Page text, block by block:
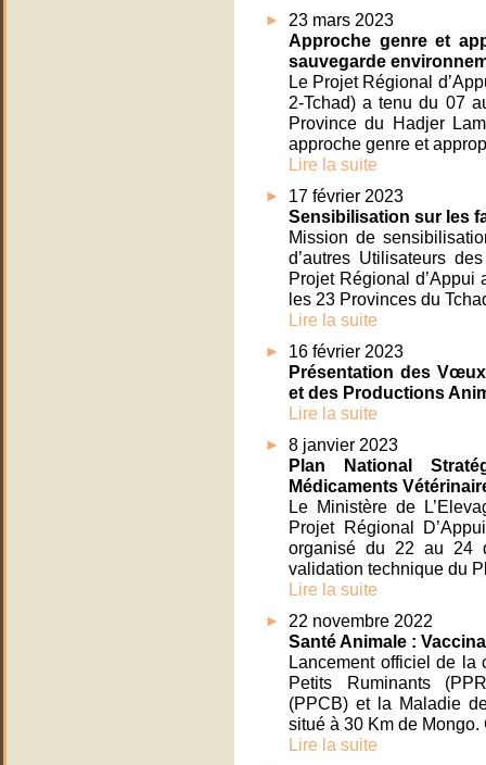
23 mars 2023
Approche genre et
sauvegarde
Le Projet Régional
2-Tchad) a tenu du 07
Province du Hadjer
approche genre et
Lire la suite
17 février 2023
Sensibilisation sur les
Mission de
d’autres Utilisateurs
Projet Régional
les 23 Provinces du
Lire la suite
16 février 2023
Présentation des
et des Productions
Lire la suite
8 janvier 2023
Plan National
Médicaments
Le Ministère de
Projet Régional
organisé du 22 au 24
validation technique du
Lire la suite
22 novembre 2022
Santé Animale :
Lancement officiel de la
Petits Ruminants
(PPCB) et la Maladie
situé à 30 Km de Mongo.
Lire la suite